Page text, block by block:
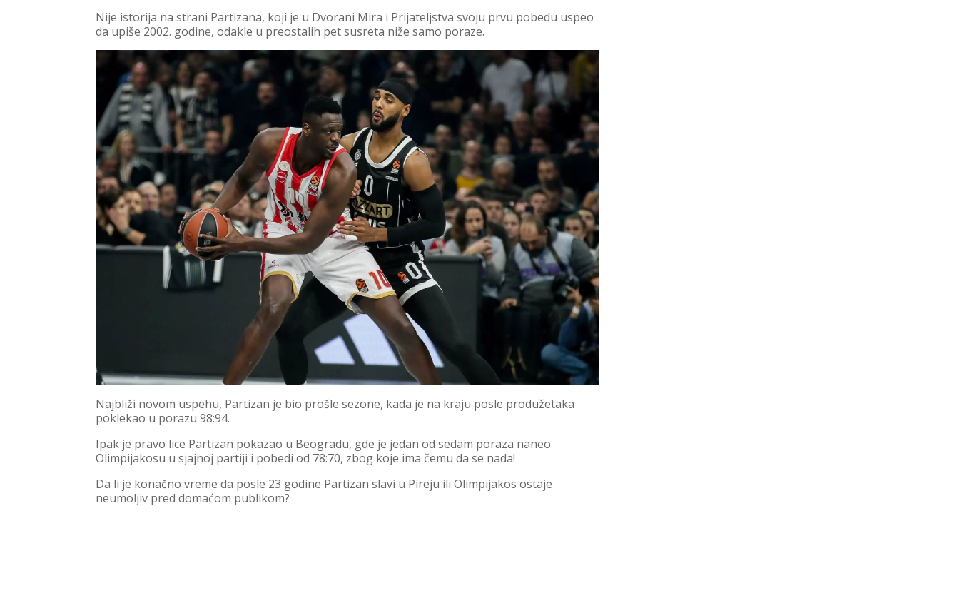
Nije istorija na strani Partizana, koji je u Dvorani Mira i Prijateljstva svoju prvu pobedu uspeo
da upiše 2002. godine, odakle u preostalih pet susreta niže samo poraze.
Najbliži novom uspehu, Partizan je bio prošle sezone, kada je na kraju posle produžetaka
poklekao u porazu 98:94.
Ipak je pravo lice Partizan pokazao u Beogradu, gde je jedan od sedam poraza naneo
Olimpijakosu u sjajnoj partiji i pobedi od 78:70, zbog koje ima čemu da se nada!
Da li je konačno vreme da posle 23 godine Partizan slavi u Pireju ili Olimpijakos ostaje
neumoljiv pred domaćom publikom?